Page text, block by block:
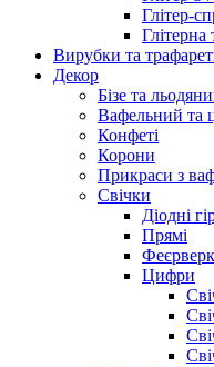
Глітер-
Вирубки та
Декор
Бізе та
Вафельний та
Конфеті
Корони
Прикраси з
Свічки
Діодні
Прямі
Цифри